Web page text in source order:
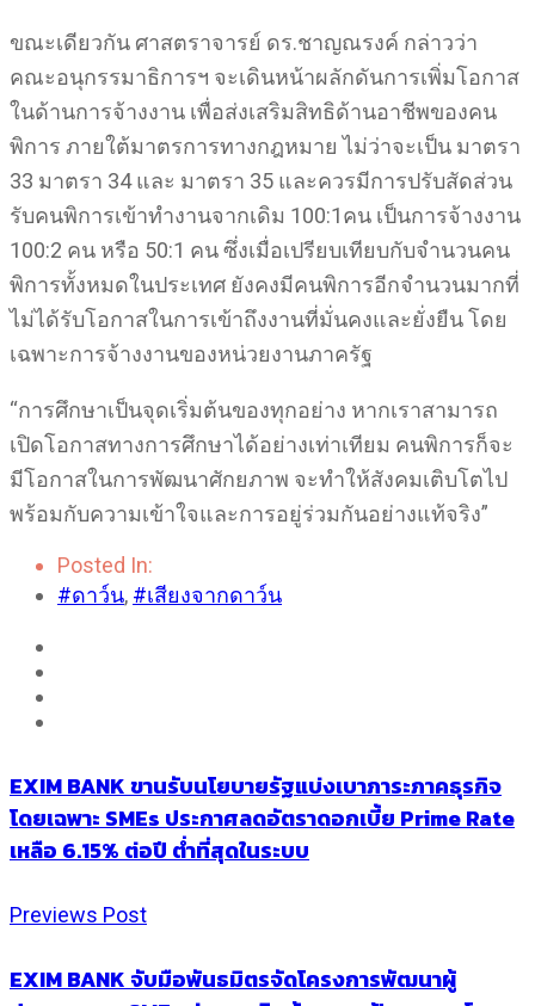
ขณะเดียวกัน ศาสตราจารย์ ดร.ชาญณรงค์ กล่าวว่า
คณะอนุกรรมาธิการฯ จะเดินหน้าผลักดันการเพิ่มโอกาส
ในด้านการจ้างงาน เพื่อส่งเสริมสิทธิด้านอาชีพของคน
พิการ ภายใต้มาตรการทางกฎหมาย ไม่ว่าจะเป็น มาตรา
33 มาตรา 34 และ มาตรา 35 และควรมีการปรับสัดส่วน
รับคนพิการเข้าทำงานจากเดิม 100:1คน เป็นการจ้างงาน
100:2 คน หรือ 50:1 คน ซึ่งเมื่อเปรียบเทียบกับจำนวนคน
พิการทั้งหมดในประเทศ ยังคงมีคนพิการอีกจำนวนมากที่
ไม่ได้รับโอกาสในการเข้าถึงงานที่มั่นคงและยั่งยืน โดย
เฉพาะการจ้างงานของหน่วยงานภาครัฐ
“การศึกษาเป็นจุดเริ่มต้นของทุกอย่าง หากเราสามารถ
เปิดโอกาสทางการศึกษาได้อย่างเท่าเทียม คนพิการก็จะ
มีโอกาสในการพัฒนาศักยภาพ จะทำให้สังคมเติบโตไป
พร้อมกับความเข้าใจและการอยู่ร่วมกันอย่างแท้จริง”
Posted In:
#ดาว์น, #เสียงจากดาว์น
EXIM BANK ขานรับนโยบายรัฐแบ่งเบาภาระภาคธุรกิจ
โดยเฉพาะ SMEs ประกาศลดอัตราดอกเบี้ย Prime Rate
เหลือ 6.15% ต่อปี ต่ำที่สุดในระบบ
Previews Post
EXIM BANK จับมือพันธมิตรจัดโครงการพัฒนาผู้